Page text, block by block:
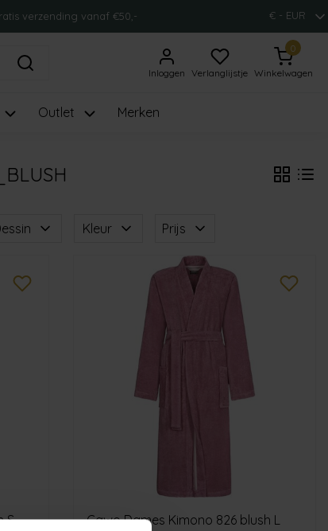
verzending vanaf €50,- € - EUR
Inloggen Verlanglijstje
0
Winkelwagen
Outlet Merken
Kleur Prijs
S Cawo Dames Kimono 826 blush L